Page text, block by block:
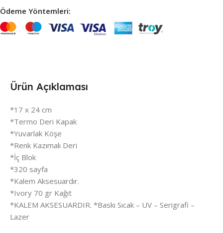
Ödeme Yöntemleri:
Ürün Açıklaması
*17 x 24 cm
*Termo Deri Kapak
*Yuvarlak Köşe
*Renk Kazımalı Deri
*İç Blok
*320 sayfa
*Kalem Aksesuardır.
*Ivory 70 gr Kağıt
*KALEM AKSESUARDIR. *Baskı Sıcak – UV – Serigrafi –
Lazer